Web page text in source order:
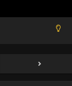
Episodul 6 –